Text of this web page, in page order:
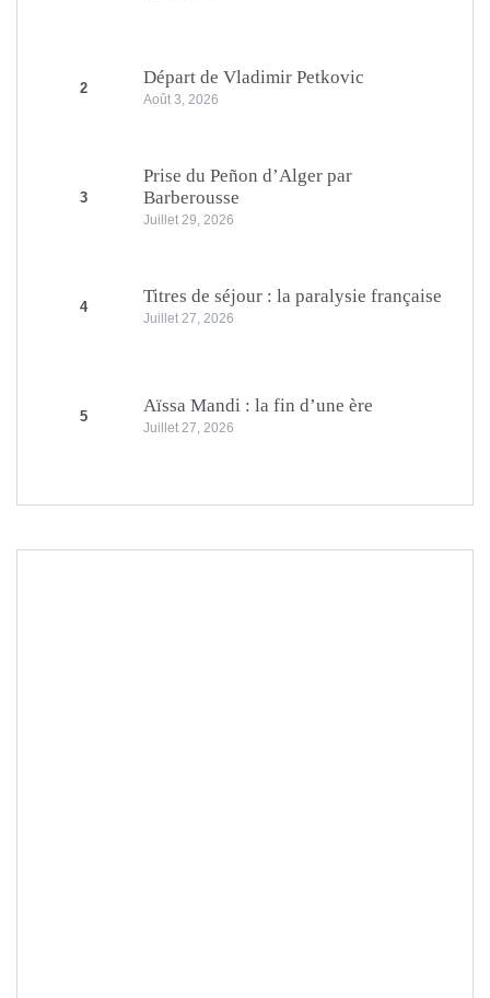
2
Départ de Vladimir Petkovic
Août 3, 2026
3
Prise du Peñon d’Alger par
Barberousse
Juillet 29, 2026
4
Titres de séjour : la paralysie française
Juillet 27, 2026
5
Aïssa Mandi : la fin d’une ère
Juillet 27, 2026